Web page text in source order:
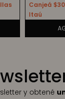
Canjeá
Itaú
y obtené